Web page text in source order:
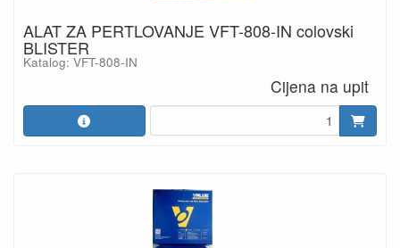
ALAT ZA PERTLOVANJE VFT-808-IN colovski
BLISTER
Katalog: VFT-808-IN
Cijena na upit